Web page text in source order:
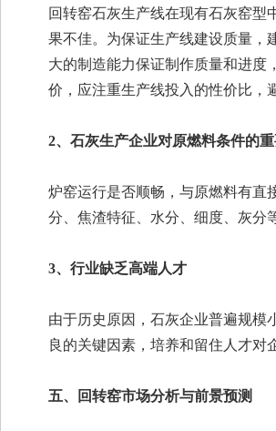
回转窑石灰生产线在现有石灰窑型
果不佳。为保证生产线建设质量，
大的制造能力保证制作质量和进度
价，应注重生产线投入的性价比，
2、石灰生产企业对原燃料条件的
炉窑运行是否顺畅，与原燃料有直
分、焦渣特征、水分、细度、灰分
3、行业缺乏高端人才
由于历史原因，石灰企业普遍规模
良的关键因素，培养和留住人才对
五、回转窑市场分析与前景预测